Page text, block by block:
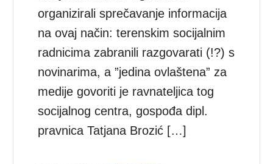
organizirali sprečavanje informacija
na ovaj način: terenskim socijalnim
radnicima zabranili razgovarati (!?) s
novinarima, a ”jedina ovlaštena” za
medije govoriti je ravnateljica tog
socijalnog centra, gospođa dipl.
pravnica Tatjana Brozić […]